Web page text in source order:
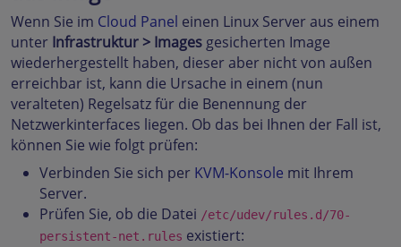
Wenn Sie im Cloud Panel einen Linux Server aus einem
unter Infrastruktur > Images gesicherten Image
wiederhergestellt haben, dieser aber nicht von außen
erreichbar ist, kann die Ursache in einem (nun
veralteten) Regelsatz für die Benennung der
Netzwerkinterfaces liegen. Ob das bei Ihnen der Fall ist,
können Sie wie folgt prüfen:
Verbinden Sie sich per KVM-Konsole mit Ihrem
Server.
Prüfen Sie, ob die Datei /etc/udev/rules.d/70-
persistent-net.rules existiert: